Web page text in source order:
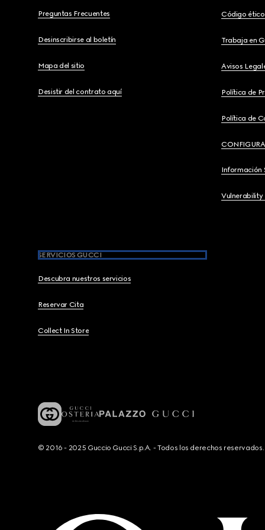
Preguntas Frecuentes
Desinscribirse al boletín
Mapa del sitio
Desistir del contrato aquí
Código ético
Trabaja en
Avisos
Política de
Política de
Información
Vulnerability
SERVICIOS GUCCI
Descubra nuestros servicios
Reservar Cita
Collect In Store
© 2016 - 2025 Guccio Gucci S.p.A. - Todos los derechos